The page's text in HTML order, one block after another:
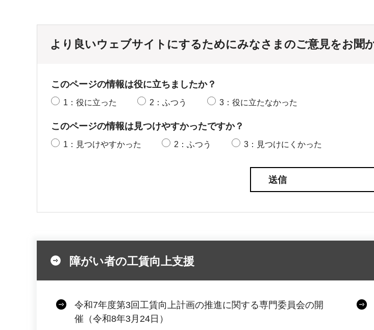
より良いウェブサイトにするためにみなさまのご意見をお聞
このページの情報は役に立ちましたか？
1：役に立った 2：ふつう 3：役に立たなかった
このページの情報は見つけやすかったですか？
1：見つけやすかった 2：ふつう 3：見つけにくかった
障がい者の工賃向上支援
令和7年度第3回工賃向上計画の推進に関する専門委員会の開
催（令和8年3月24日）